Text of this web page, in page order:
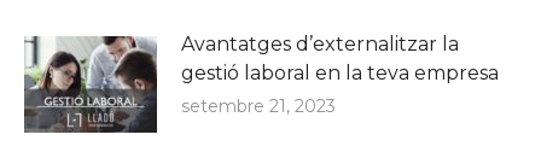
Avantatges d’externalitzar la
gestió laboral en la teva empresa
setembre 21, 2023